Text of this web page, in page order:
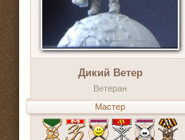
Дикий Ветер
Ветеран
Мастер